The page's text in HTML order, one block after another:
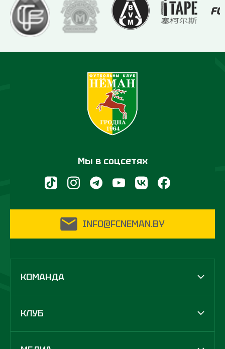
Мы в соцсетях
INFO@FCNEMAN.BY
КОМАНДА
КЛУБ